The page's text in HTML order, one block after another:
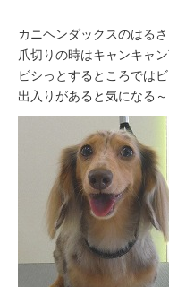
カニヘンダックスのはる
爪切りの時はキャンキャ
ビシっとするところでは
出入りがあると気になる